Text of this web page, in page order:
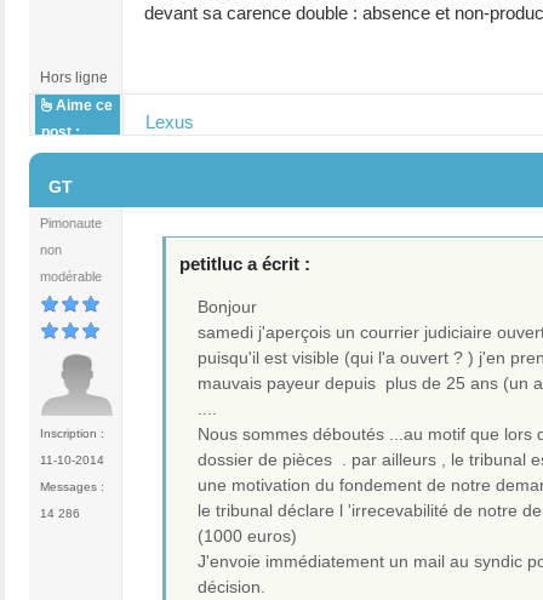
devant sa carence double : absence et non-
Hors ligne
Aime ce
post :
Lexus
GT
Pimonaute
non
modérable
Inscription :
11-10-2014
Messages :
14 286
petitluc a écrit :
Bonjour
samedi j'aperçois un courrier judiciaire
puisqu'il est visible (qui l'a ouvert ? ) j'en
mauvais payeur depuis plus de 25 ans (un
Nous sommes déboutés ...au motif que
dossier de pièces . par ailleurs , le tribunal
une motivation du fondement de notre
le tribunal déclare l 'irrecevabilité de notre
(1000 euros)
J'envoie immédiatement un mail au syndic
décision.